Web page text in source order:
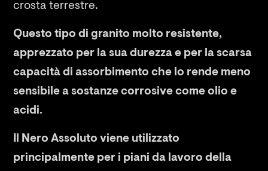
crosta terrestre.
Questo tipo di granito molto resistente,
apprezzato per la sua durezza e per la scarsa
capacità di assorbimento che lo rende meno
sensibile a sostanze corrosive come olio e
acidi.
Il Nero Assoluto viene utilizzato
principalmente per i piani da lavoro della